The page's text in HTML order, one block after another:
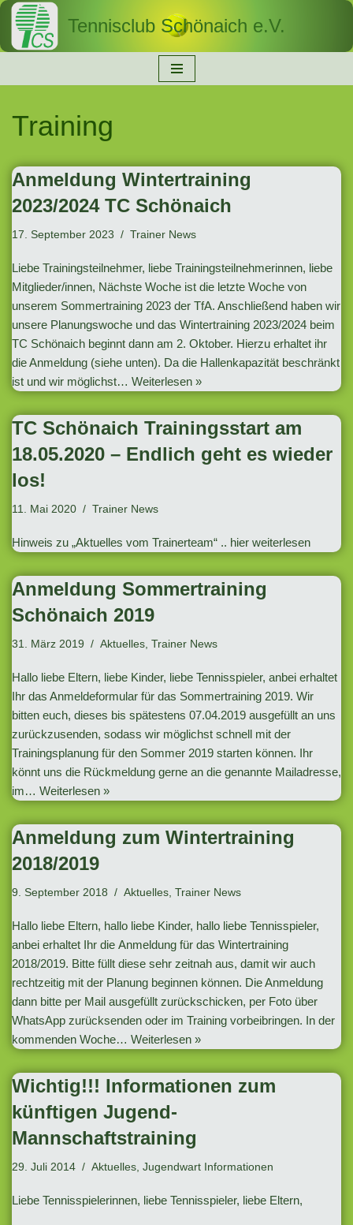
Zum
Tennisclub Schönaich e.V.
Training
Anmeldung Wintertraining
2023/2024 TC Schönaich
17. September 2023 Trainer News
Liebe Trainingsteilnehmer, liebe Trainingsteilnehmerinnen, liebe
Mitglieder/innen, Nächste Woche ist die letzte Woche von
unserem Sommertraining 2023 der TfA. Anschließend haben wir
unsere Planungswoche und das Wintertraining 2023/2024 beim
TC Schönaich beginnt dann am 2. Oktober. Hierzu erhaltet ihr
die Anmeldung (siehe unten). Da die Hallenkapazität beschränkt
ist und wir möglichst… Weiterlesen »
TC Schönaich Trainingsstart am
18.05.2020 – Endlich geht es wieder
los!
11. Mai 2020 Trainer News
Hinweis zu „Aktuelles vom Trainerteam“ .. hier weiterlesen
Anmeldung Sommertraining
Schönaich 2019
31. März 2019 Aktuelles, Trainer News
Hallo liebe Eltern, liebe Kinder, liebe Tennisspieler, anbei erhaltet
Ihr das Anmeldeformular für das Sommertraining 2019. Wir
bitten euch, dieses bis spätestens 07.04.2019 ausgefüllt an uns
zurückzusenden, sodass wir möglichst schnell mit der
Trainingsplanung für den Sommer 2019 starten können. Ihr
könnt uns die Rückmeldung gerne an die genannte Mailadresse,
im… Weiterlesen »
Anmeldung zum Wintertraining
2018/2019
9. September 2018 Aktuelles, Trainer News
Hallo liebe Eltern, hallo liebe Kinder, hallo liebe Tennisspieler,
anbei erhaltet Ihr die Anmeldung für das Wintertraining
2018/2019. Bitte füllt diese sehr zeitnah aus, damit wir auch
rechtzeitig mit der Planung beginnen können. Die Anmeldung
dann bitte per Mail ausgefüllt zurückschicken, per Foto über
WhatsApp zurücksenden oder im Training vorbeibringen. In der
kommenden Woche… Weiterlesen »
Wichtig!!! Informationen zum
künftigen Jugend-
Mannschaftstraining
29. Juli 2014 Aktuelles, Jugendwart Informationen
Liebe Tennisspielerinnen, liebe Tennisspieler, liebe Eltern,